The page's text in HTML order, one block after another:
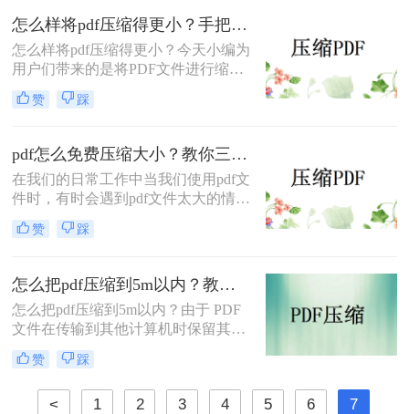
pdf大小方法，您一定要尝试一下。怎么样将pdf压缩得更小？手把手教你在线压缩！
怎么样将pdf压缩得更小？​今天小编为
用户们带来的是将PDF文件进行缩小
的方法，相信很多小伙伴们在办公中
也会遇到需要将PDF文件缩小的情
极为简单的，能够让每位小伙伴都快
速上手，有需要的朋友们千万不要错
过！
赞 踩
pdf怎么免费压缩大小？教你三种简单好用的压缩方法！
在我们的日常工作中当我们使用pdf文
件时，有时会遇到pdf文件太大的情
况，不仅传输速度慢，而且存储空间
也很大，因此无法上传，面对这样的
决，事实上我们可以通过压缩PDF文
件体积轻松解决问题，那么pdf怎么免
费压缩大小呢?今天小编将教大家压
缩pdf文件的方法，操作还是非常简单
的，大家来看看吧。
赞 踩
怎么把pdf压缩到5m以内？教你三种简单好用的压缩方法！
怎么把pdf压缩到5m以内？由于 PDF
文件在传输到其他计算机时保留其格
式，而与操作系统无关，因此多年来
PDF 的受欢迎程度得到了巨大的增
长。
赞 踩
< 1 2 3 4 5 6 7